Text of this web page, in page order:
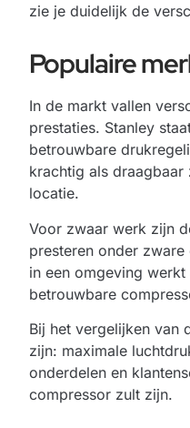
zie je duidelijk de
Populaire
In de markt vallen
prestaties. Stanley
betrouwbare
krachtig als
locatie.
Voor zwaar werk zijn
presteren onder
in een omgeving
betrouwbare
Bij het vergelijken van
zijn: maximale
onderdelen en
compressor zult zijn.